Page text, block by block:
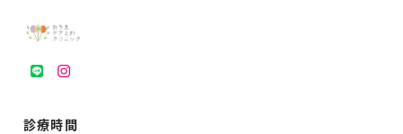
LINEinstagram
診療時間